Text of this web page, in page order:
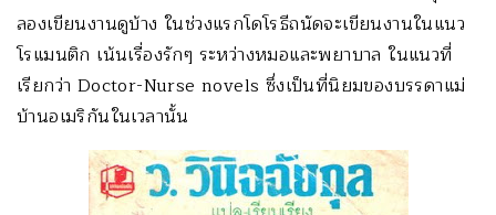
ลองเขียนงานดูบ้าง ในช่วงแรกโดโรธีถนัดจะเขียนงานในแนว
โรแมนติก เน้นเรื่องรักๆ ระหว่างหมอและพยาบาล ในแนวที่
เรียกว่า Doctor-Nurse novels ซึ่งเป็นที่นิยมของบรรดาแม่
บ้านอเมริกันในเวลานั้น